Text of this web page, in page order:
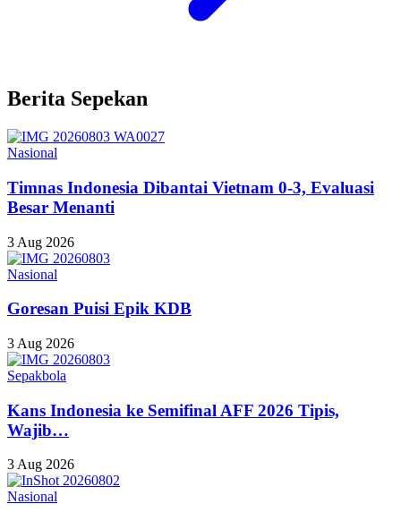
Berita Sepekan
Nasional
Timnas Indonesia Dibantai Vietnam 0-3, Evaluasi
Besar Menanti
3 Aug 2026
Nasional
Goresan Puisi Epik KDB
3 Aug 2026
Sepakbola
Kans Indonesia ke Semifinal AFF 2026 Tipis,
Wajib…
3 Aug 2026
Nasional